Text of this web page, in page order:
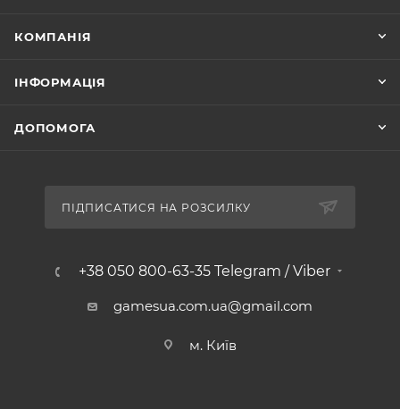
КОМПАНІЯ
ІНФОРМАЦІЯ
ДОПОМОГА
ПІДПИСАТИСЯ НА РОЗСИЛКУ
+38 050 800-63-35 Telegram / Viber
gamesua.com.ua@gmail.com
м. Київ